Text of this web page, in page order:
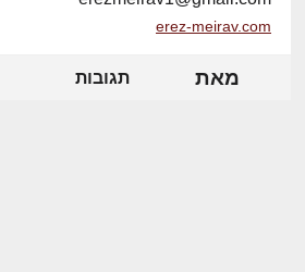
erez-meirav.com
מאת תגובות